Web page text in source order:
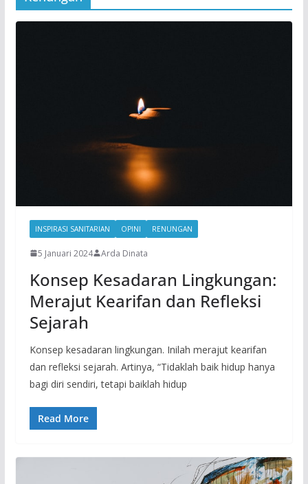
INSPIRASI SANITARIAN OPINI RENUNGAN
5 Januari 2024 Arda Dinata
Konsep Kesadaran Lingkungan:
Merajut Kearifan dan Refleksi
Sejarah
Konsep kesadaran lingkungan. Inilah merajut kearifan
dan refleksi sejarah. Artinya, “Tidaklah baik hidup hanya
bagi diri sendiri, tetapi baiklah hidup
Read More